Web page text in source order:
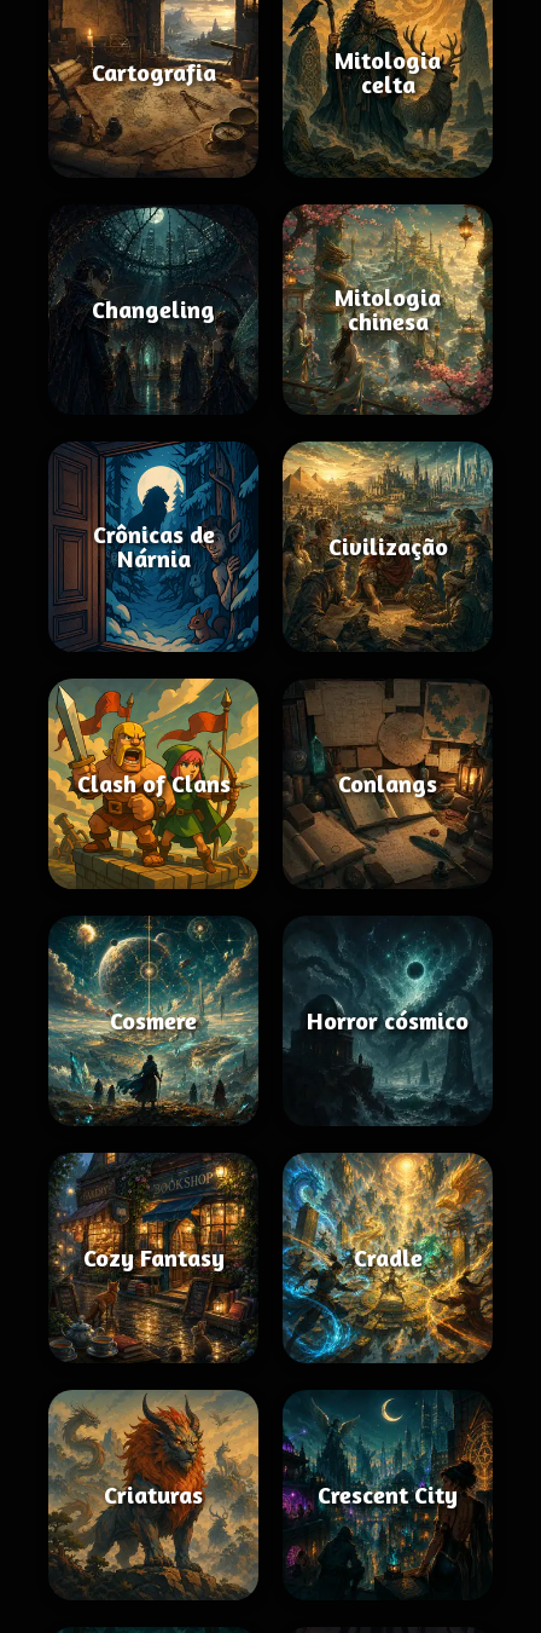
Cartografia
Mitologia
celta
Changeling
Mitologia
chinesa
Crônicas de
Nárnia
Civilização
Clash of Clans Conlangs
Cosmere Horror cósmico
Cozy Fantasy Cradle
Criaturas Crescent City